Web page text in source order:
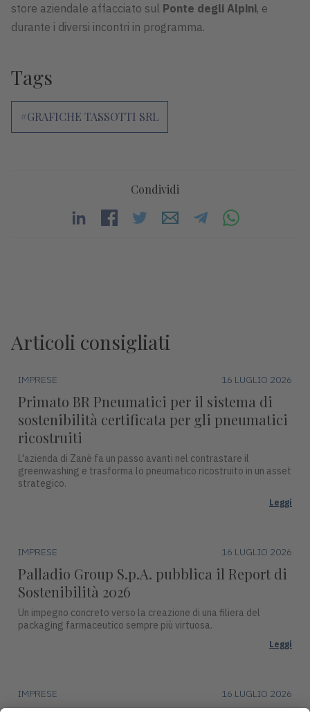
store aziendale affacciato sul Ponte degli Alpini, e
durante i diversi incontri in programma.
Tags
#GRAFICHE TASSOTTI SRL
Condividi
Articoli consigliati
IMPRESE 16 LUGLIO 2026
Primato BR Pneumatici per il sistema di
sostenibilità certificata per gli pneumatici
ricostruiti
L'azienda di Zanè fa un passo avanti nel contrastare il
greenwashing e trasforma lo pneumatico ricostruito in un asset
strategico.
Leggi
IMPRESE 16 LUGLIO 2026
Palladio Group S.p.A. pubblica il Report di
Sostenibilità 2026
Un impegno concreto verso la creazione di una filiera del
packaging farmaceutico sempre più virtuosa.
Leggi
IMPRESE 16 LUGLIO 2026